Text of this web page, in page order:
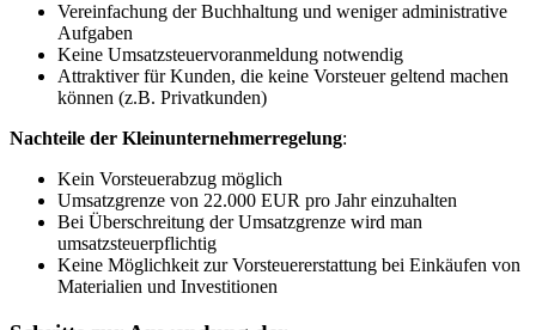
Vereinfachung der Buchhaltung und weniger administrative
Aufgaben
Keine Umsatzsteuervoranmeldung notwendig
Attraktiver für Kunden, die keine Vorsteuer geltend machen
können (z.B. Privatkunden)
Nachteile der Kleinunternehmerregelung:
Kein Vorsteuerabzug möglich
Umsatzgrenze von 22.000 EUR pro Jahr einzuhalten
Bei Überschreitung der Umsatzgrenze wird man
umsatzsteuerpflichtig
Keine Möglichkeit zur Vorsteuererstattung bei Einkäufen von
Materialien und Investitionen